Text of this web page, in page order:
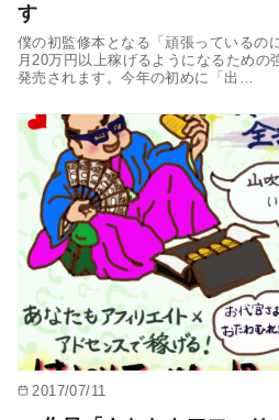
す
僕の初監修本となる「頑張っているの
月20万円以上稼げるようになるための
発売されます。今年の初めに「出…
2017/07/11